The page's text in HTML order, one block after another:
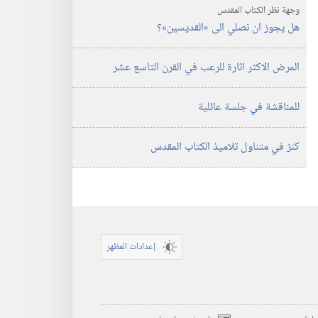
وجهة نظر الكتاب المقدس
هل يجوز ان نصلي الى «القديسين»؟‏
المرض الاكثر اثارة للرعب في القرن التاسع عشر
للمناقشة في جلسة عائلية
كنز في متناول تلاميذ الكتاب المقدس
إعدادات المظهر